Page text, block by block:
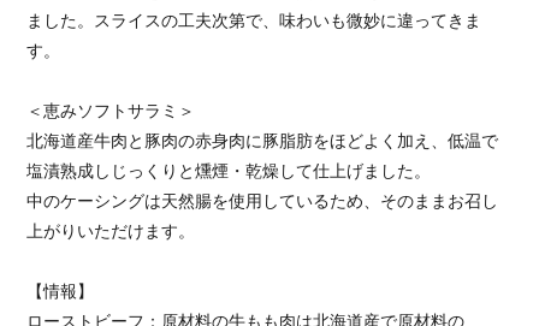
ました。スライスの工夫次第で、味わいも微妙に違ってきま
す。
＜恵みソフトサラミ＞
北海道産牛肉と豚肉の赤身肉に豚脂肪をほどよく加え、低温で
塩漬熟成しじっくりと燻煙・乾燥して仕上げました。
中のケーシングは天然腸を使用しているため、そのままお召し
上がりいただけます。
【情報】
ローストビーフ：原材料の牛もも肉は北海道産で原材料の